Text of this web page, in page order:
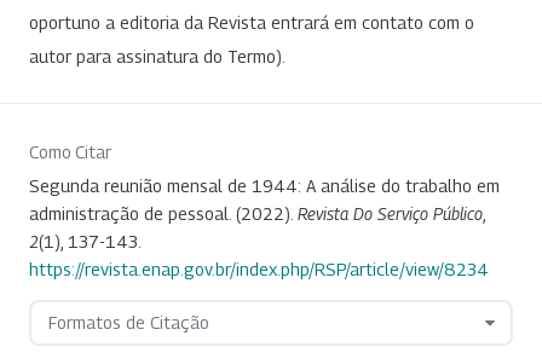
oportuno a editoria da Revista entrará em contato com o
autor para assinatura do Termo).
Como Citar
Segunda reunião mensal de 1944: A análise do trabalho em
administração de pessoal. (2022). Revista Do Serviço Público
2(1), 137-143.
https://revista.enap.gov.br/index.php/RSP/article/view/8234
Formatos de Citação